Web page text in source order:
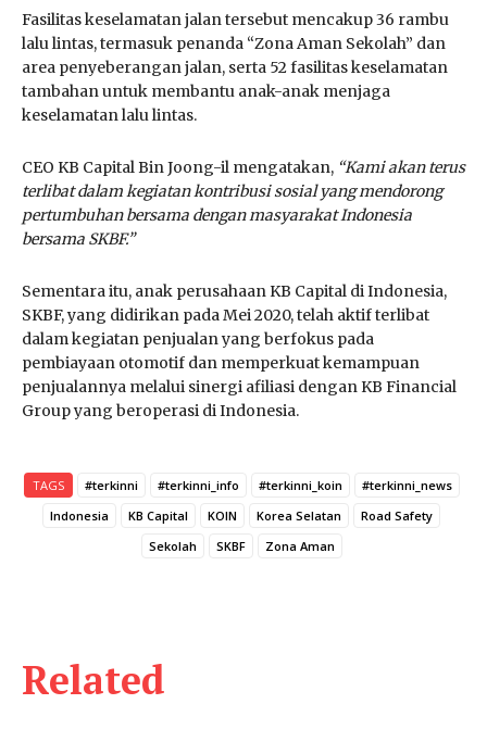
Fasilitas keselamatan jalan tersebut mencakup 36 rambu
lalu lintas, termasuk penanda “Zona Aman Sekolah” dan
area penyeberangan jalan, serta 52 fasilitas keselamatan
tambahan untuk membantu anak-anak menjaga
keselamatan lalu lintas.
CEO KB Capital Bin Joong-il mengatakan, “Kami akan terus
terlibat dalam kegiatan kontribusi sosial yang mendorong
pertumbuhan bersama dengan masyarakat Indonesia
bersama SKBF.”
Sementara itu, anak perusahaan KB Capital di Indonesia,
SKBF, yang didirikan pada Mei 2020, telah aktif terlibat
dalam kegiatan penjualan yang berfokus pada
pembiayaan otomotif dan memperkuat kemampuan
penjualannya melalui sinergi afiliasi dengan KB Financial
Group yang beroperasi di Indonesia.
TAGS #terkinni #terkinni_info #terkinni_koin
#terkinni_news
Indonesia
KB Capital KOIN Korea Selatan
Road Safety
Sekolah
SKBF Zona Aman
Related